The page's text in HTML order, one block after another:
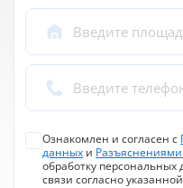
Введите
Введите
Ознакомлен и согласен с
данных и
обработку
связи согласно